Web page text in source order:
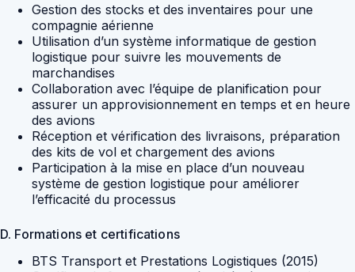
Gestion des stocks et des inventaires pour une
compagnie aérienne
Utilisation d’un système informatique de gestion
logistique pour suivre les mouvements de
marchandises
Collaboration avec l’équipe de planification pour
assurer un approvisionnement en temps et en heure
des avions
Réception et vérification des livraisons, préparation
des kits de vol et chargement des avions
Participation à la mise en place d’un nouveau
système de gestion logistique pour améliorer
l’efficacité du processus
D. Formations et certifications
BTS Transport et Prestations Logistiques (2015)